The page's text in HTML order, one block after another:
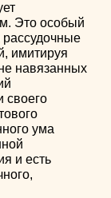
Это особый
рассудочные
имитируя
навязанных
своего
ума
и есть